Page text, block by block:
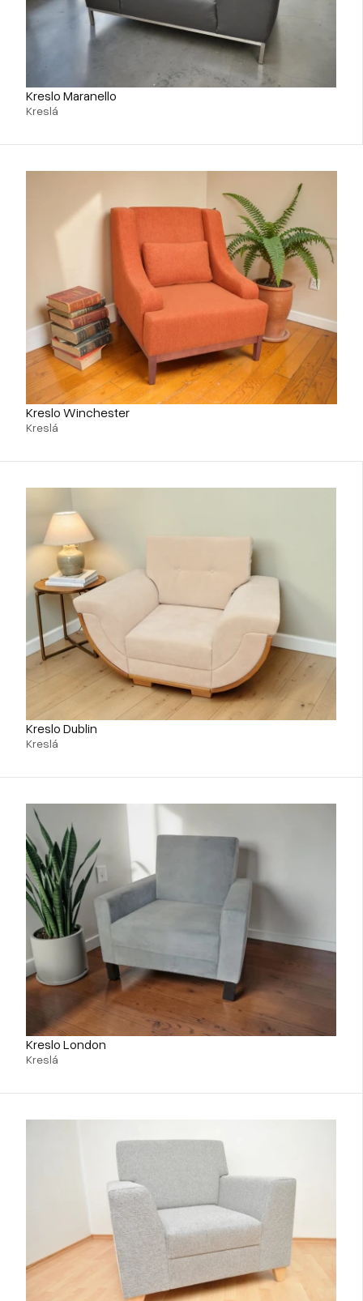
Kreslo Maranello
Kreslá
Kreslo Winchester
Kreslá
Kreslo Dublin
Kreslá
Kreslo London
Kreslá